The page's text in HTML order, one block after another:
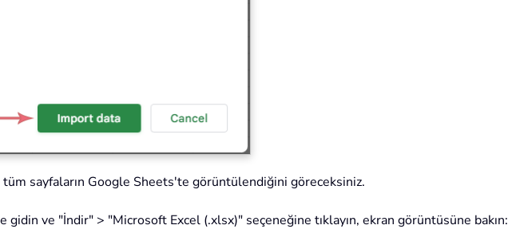
tüm sayfaların Google Sheets'te görüntülendiğini göreceksiniz.
gidin ve "İndir" > "Microsoft Excel (.xlsx)" seçeneğine tıklayın, ekran görüntüsüne bakın: